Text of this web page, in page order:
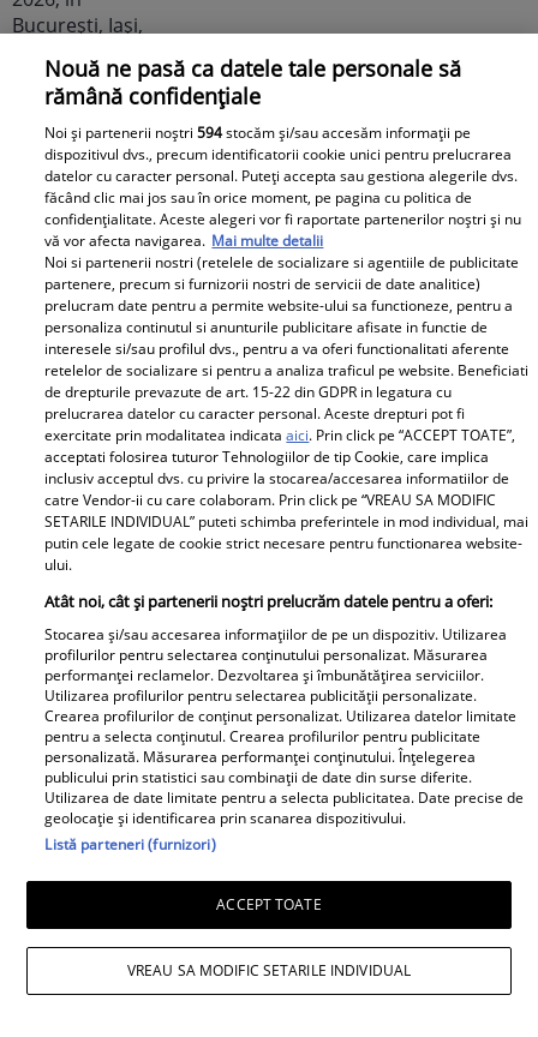
Avantaje
Ea - 52, el - 29, atât aveau când s-
au îndrăgostit, dar iubirea nu a
rezistat. La 6 luni de la
despărțirea de Octavian Ene, uite
cum a răspuns Daniela Nane la
o întrebare incomodă! ȘAH MAT!
Cabral rupe tăcerea după
divorțul de Andreea Ibacka. „Nu
mi-a convenit să spun asta cu
voce tare. M-a afectat”
Elle
O mai ții minte pe Janine Sârbu?
Cum arată și cu ce se ocupă
acum fosta soție a lui Adrian
Sârbu și unul dintre cele mai
Nouă ne pasă ca datele tale personale să
rămână confidențiale
Noi și partenerii noștri594stocăm și/sau accesăm informații pe
dispozitivul dvs., precum identificatorii cookie unici pentru prelucrarea
datelor cu caracter personal. Puteți accepta sau gestiona alegerile dvs.
făcând clic mai jos sau în orice moment, pe pagina cu politica de
confidențialitate. Aceste alegeri vor fi raportate partenerilor noștri și nu
vă vor afecta navigarea. Mai multe detalii
Noi si partenerii nostri (retelele de socializare si agentiile de publicitate
partenere, precum si furnizorii nostri de servicii de date analitice)
prelucram date pentru a permite website-ului sa functioneze, pentru a
personaliza continutul si anunturile publicitare afisate in functie de
interesele si/sau profilul dvs., pentru a va oferi functionalitati aferente
retelelor de socializare si pentru a analiza traficul pe website. Beneficiati
de drepturile prevazute de art. 15-22 din GDPR in legatura cu
prelucrarea datelor cu caracter personal. Aceste drepturi pot fi
exercitate prin modalitatea indicataaici. Prin click pe “ACCEPT TOATE”,
acceptati folosirea tuturor Tehnologiilor de tip Cookie, care implica
inclusiv acceptul dvs. cu privire la stocarea/accesarea informatiilor de
catre Vendor-ii cu care colaboram. Prin click pe “VREAU SA MODIFIC
SETARILE INDIVIDUAL” puteti schimba preferintele in mod individual, mai
putin cele legate de cookie strict necesare pentru functionarea website-
ului.
Atât noi, cât și partenerii noștri prelucrăm datele pentru a oferi:
Stocarea și/sau accesarea informațiilor de pe un dispozitiv. Utilizarea
profilurilor pentru selectarea conținutului personalizat. Măsurarea
performanței reclamelor. Dezvoltarea și îmbunătățirea serviciilor.
Utilizarea profilurilor pentru selectarea publicității personalizate.
Crearea profilurilor de conținut personalizat. Utilizarea datelor limitate
pentru a selecta conținutul. Crearea profilurilor pentru publicitate
personalizată. Măsurarea performanței conținutului. Înțelegerea
publicului prin statistici sau combinații de date din surse diferite.
Utilizarea de date limitate pentru a selecta publicitatea. Date precise de
geolocație și identificarea prin scanarea dispozitivului.
Listă parteneri (furnizori)
ACCEPT TOATE
VREAU SA MODIFIC SETARILE INDIVIDUAL